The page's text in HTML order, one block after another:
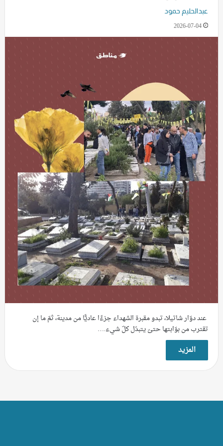
عبدالحليم حمود
2026-07-04
عند دوّار شاتيلا، تبدو مقبرة الشهداء جزءًا عاديًّا من مدينة، ثمّ ما إن
تقترب من بوّابتها حتىّ يتبدّل كلّ شيء.…
المزيد